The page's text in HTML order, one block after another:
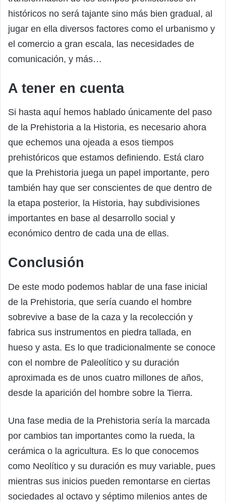
históricos no será tajante sino más bien gradual, al
jugar en ella diversos factores como el urbanismo y
el comercio a gran escala, las necesidades de
comunicación, y más…
A tener en cuenta
Si hasta aquí hemos hablado únicamente del paso
de la Prehistoria a la Historia, es necesario ahora
que echemos una ojeada a esos tiempos
prehistóricos que estamos definiendo. Está claro
que la Prehistoria juega un papel importante, pero
también hay que ser conscientes de que dentro de
la etapa posterior, la Historia, hay subdivisiones
importantes en base al desarrollo social y
económico dentro de cada una de ellas.
Conclusión
De este modo podemos hablar de una fase inicial
de la Prehistoria, que sería cuando el hombre
sobrevive a base de la caza y la recolección y
fabrica sus instrumentos en piedra tallada, en
hueso y asta. Es lo que tradicionalmente se conoce
con el nombre de Paleolítico y su duración
aproximada es de unos cuatro millones de años,
desde la aparición del hombre sobre la Tierra.
Una fase media de la Prehistoria sería la marcada
por cambios tan importantes como la rueda, la
cerámica o la agricultura. Es lo que conocemos
como Neolítico y su duración es muy variable, pues
mientras sus inicios pueden remontarse en ciertas
sociedades al octavo y séptimo milenios antes de